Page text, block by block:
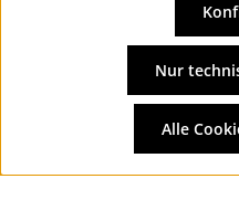
und ggf.
Nur
Alle